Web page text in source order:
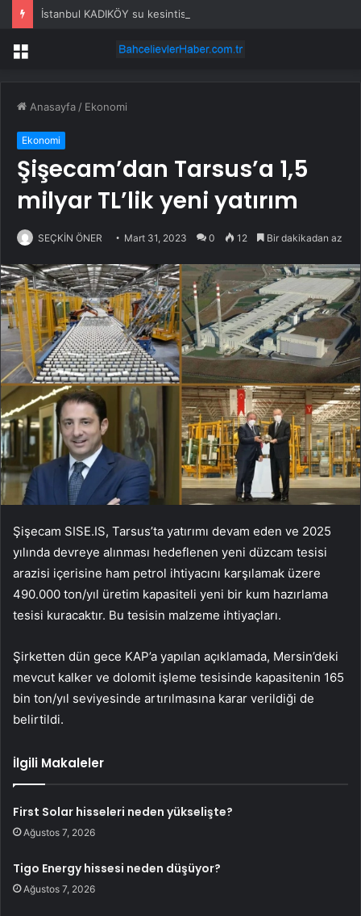
Menü
Anasayfa / Ekonomi
Ekonomi
Şişecam’dan Tarsus’a 1,5
milyar TL’lik yeni yatırım
SEÇKİN ÖNER Mart 31, 2023 0 12 Bir dakikadan az
Şişecam SISE.IS, Tarsus’ta yatırımı devam eden ve 2025
yılında devreye alınması hedeflenen yeni düzcam tesisi
arazisi içerisine ham petrol ihtiyacını karşılamak üzere
490.000 ton/yıl üretim kapasiteli yeni bir kum hazırlama
tesisi kuracaktır. Bu tesisin malzeme ihtiyaçları.
Şirketten dün gece KAP’a yapılan açıklamada, Mersin’deki
mevcut kalker ve dolomit işleme tesisinde kapasitenin 165
bin ton/yıl seviyesinde artırılmasına karar verildiği de
belirtildi.
İlgili Makaleler
First Solar hisseleri neden yükselişte?
Ağustos 7, 2026
Tigo Energy hissesi neden düşüyor?
Ağustos 7, 2026